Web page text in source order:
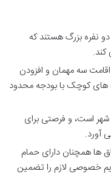
نفره بزرگ هستند که
کند.
اقامت سه مهمان و افزودن
های کوچک با بودجه محدود
شهر است، و فرصتی برای
آورد.
ها همچنان دارای حمام
خصوصی لازم را تضمین